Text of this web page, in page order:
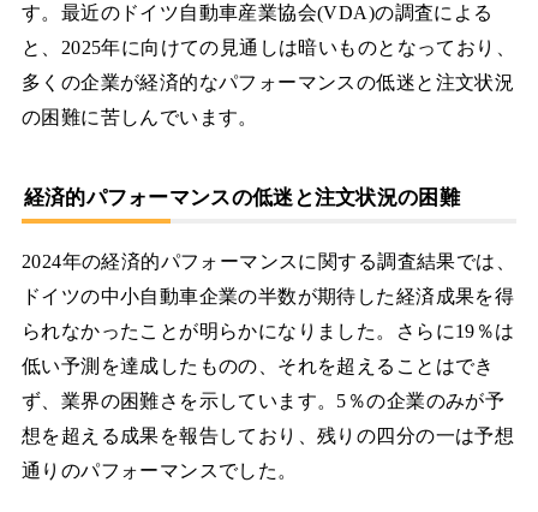
す。最近のドイツ自動車産業協会(VDA)の調査による
と、2025年に向けての見通しは暗いものとなっており、
多くの企業が経済的なパフォーマンスの低迷と注文状況
の困難に苦しんでいます。
経済的パフォーマンスの低迷と注文状況の困難
2024年の経済的パフォーマンスに関する調査結果では、
ドイツの中小自動車企業の半数が期待した経済成果を得
られなかったことが明らかになりました。さらに19％は
低い予測を達成したものの、それを超えることはでき
ず、業界の困難さを示しています。5％の企業のみが予
想を超える成果を報告しており、残りの四分の一は予想
通りのパフォーマンスでした。